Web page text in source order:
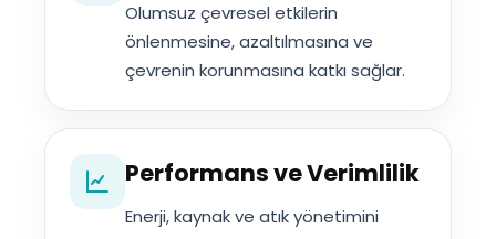
Olumsuz çevresel etkilerin
önlenmesine, azaltılmasına ve
çevrenin korunmasına katkı sağlar.
Performans ve Verimlilik
Enerji, kaynak ve atık yönetimini